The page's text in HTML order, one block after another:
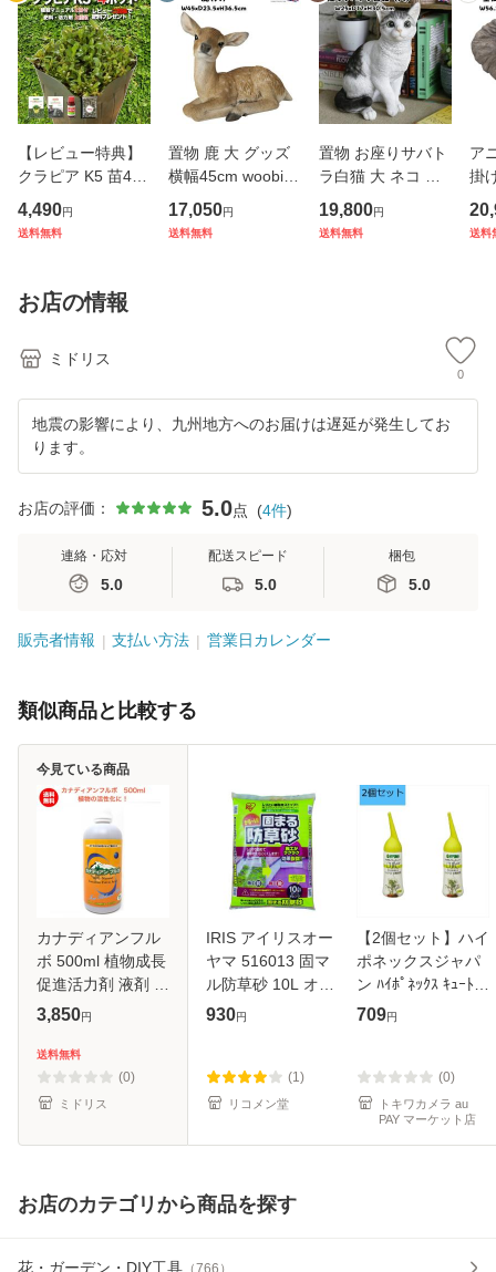
【レビュー特典】
クラピア K5 苗4株
お試し1平米用 す
くすくセットミニ
バー 4ポット 肥料
活力剤2種
4,490円
送料無料
置物 鹿 大 グッズ
横幅45cm woobia
ウービア 大きい か
わいい おしゃれ ガ
17,050円
送料無料
置物 お座りサバト
ラ白猫 大 ネコ 高
さ30.5cm woobia
ウービア 大きい か
19,800円
送料無料
ア
掛
cm
グ
送料
お店の情報
ミドリス
0
地震の影響により、九州地方へのお届けは遅延が発生してお
ります。
お店の評価： 5.0点 (4件)
連絡・応対
5.0
配送スピード
5.0
梱包
5.0
販売者情報 支払い方法 営業日カレンダー
類似商品と比較する
カナディアンフル
ボ 500ml 植物成長
促進活力剤 液剤 土
壌改良 ガーデニン
ランドカバー
3,850円
送料無料
(0)
ミドリス
今見ている商品
IRIS アイリスオー
ヤマ 516013 固マ
ル防草砂 10L オレ
ンジ 10L-OR
不可)
930円
(1)
リコメン堂
【2個セット】ハイ
ポネックスジャパ
ン ﾊｲﾎﾟﾈｯｸｽ ｷｭｰﾄﾊｲ
ﾄﾞﾛ･水栽培用
709円
(0)
トキワカメラ au
PAY マーケット店
お店のカテゴリから商品を探す
花・ガーデン・DIY工具 （766 ）